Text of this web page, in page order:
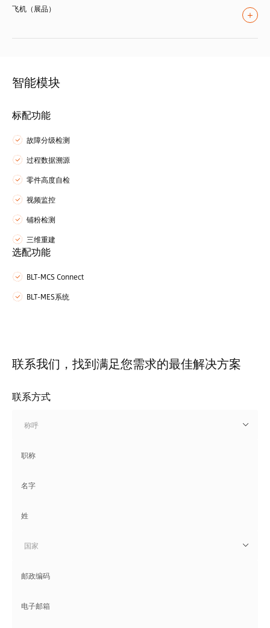
飞机（展品）
智能模块
标配功能
故障分级检测
过程数据溯源
零件高度自检
视频监控
铺粉检测
三维重建
选配功能
BLT-MCS Connect
BLT-MES系统
联系我们，找到满足您需求的最佳解决方案
联系方式
称呼
国家